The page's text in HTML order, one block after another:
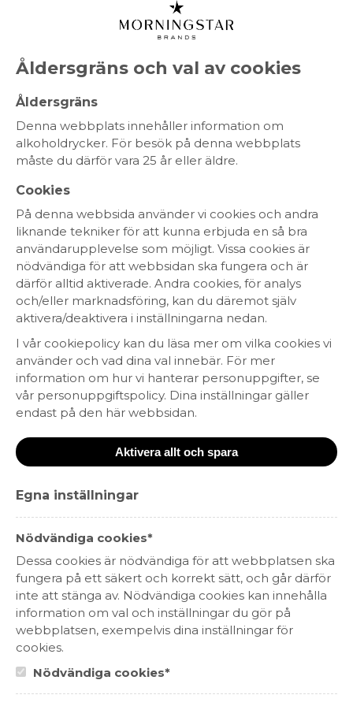
RÖTT VIN VITT VIN
CHAMPAGNE
Ekologiskt
KRAV-märkt
Fairtrade
Fair for Life
Fair´n Green
WIETA
209 kr
HEM
SORTIMENT
Åldersgräns och val av cookies
Åldersgräns
Denna webbplats innehåller information om
alkoholdrycker. För besök på denna webbplats
måste du därför vara 25 år eller äldre.
Cookies
På denna webbsida använder vi cookies och andra
liknande tekniker för att kunna erbjuda en så bra
användarupplevelse som möjligt. Vissa cookies är
nödvändiga för att webbsidan ska fungera och är
därför alltid aktiverade. Andra cookies, för analys
och/eller marknadsföring, kan du däremot själv
aktivera/deaktivera i inställningarna nedan.
I vår cookiepolicy kan du läsa mer om vilka cookies vi
använder och vad dina val innebär. För mer
information om hur vi hanterar personuppgifter, se
vår personuppgiftspolicy. Dina inställningar gäller
endast på den här webbsidan.
Aktivera allt och spara
Egna inställningar
Nödvändiga cookies*
Dessa cookies är nödvändiga för att webbplatsen ska
fungera på ett säkert och korrekt sätt, och går därför
inte att stänga av. Nödvändiga cookies kan innehålla
information om val och inställningar du gör på
webbplatsen, exempelvis dina inställningar för
cookies.
Nödvändiga cookies*